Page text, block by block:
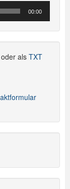
00:00
als TXT